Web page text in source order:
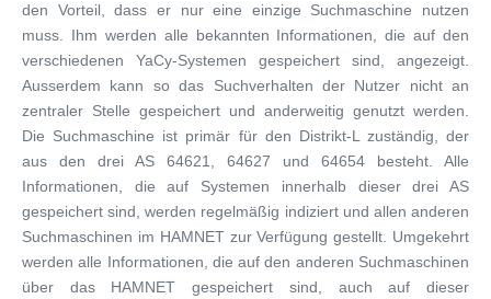
den Vorteil, dass er nur eine einzige Suchmaschine nutzen
muss. Ihm werden alle bekannten Informationen, die auf den
verschiedenen YaCy-Systemen gespeichert sind, angezeigt.
Ausserdem kann so das Suchverhalten der Nutzer nicht an
zentraler Stelle gespeichert und anderweitig genutzt werden.
Die Suchmaschine ist primär für den Distrikt-L zuständig, der
aus den drei AS 64621, 64627 und 64654 besteht. Alle
Informationen, die auf Systemen innerhalb dieser drei AS
gespeichert sind, werden regelmäßig indiziert und allen anderen
Suchmaschinen im HAMNET zur Verfügung gestellt. Umgekehrt
werden alle Informationen, die auf den anderen Suchmaschinen
über das HAMNET gespeichert sind, auch auf dieser